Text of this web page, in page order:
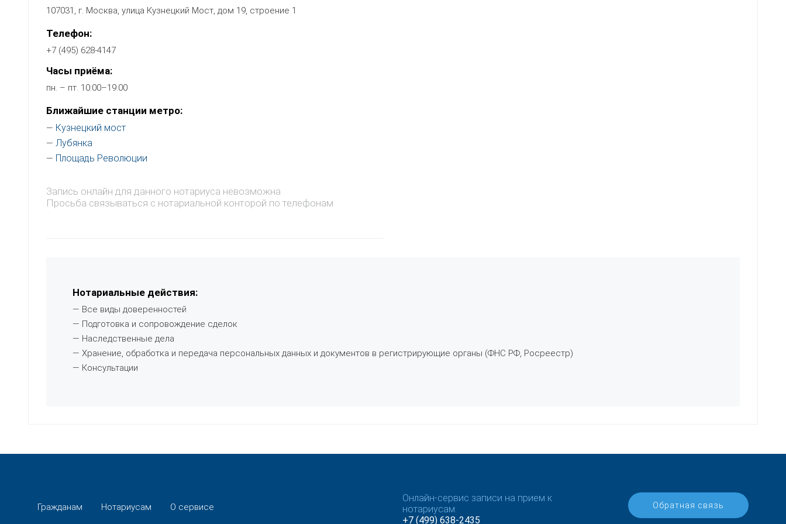
107031, г. Москва, улица Кузнецкий Мост, дом 19, строение 1
Телефон:
+7 (495) 628-4147
Часы приёма:
пн. – пт. 10:00–19:00
Ближайшие станции метро:
— Кузнецкий мост
— Лубянка
— Площадь Революции
Запись онлайн для данного нотариуса невозможна
Просьба связываться с нотариальной конторой по телефонам
Нотариальные действия:
— Все виды доверенностей
— Подготовка и сопровождение сделок
— Наследственные дела
— Хранение, обработка и передача персональных данных и документов в регистрирующие органы (ФНС РФ, Росреестр)
— Консультации
Гражданам Нотариусам О сервисе
Онлайн-сервис записи на прием к
нотариусам:
+7 (499) 638-2435
Обратная связь